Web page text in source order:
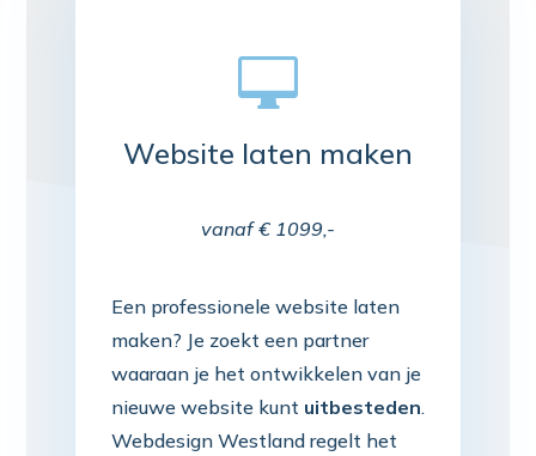

Website laten maken
vanaf € 1099,-
Een professionele website laten
maken? Je zoekt een partner
waaraan je het ontwikkelen van je
nieuwe website kunt uitbesteden.
Webdesign Westland regelt het